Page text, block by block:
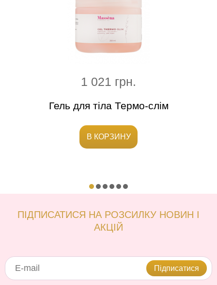
1 021 грн.
Гель для тіла Термо-слім
В КОРЗИНУ
ПІДПИСАТИСЯ НА РОЗСИЛКУ НОВИН І
АКЦІЙ
Підписатися